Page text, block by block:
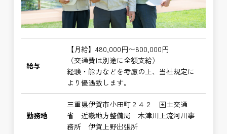
給与
【月給】480,000円〜800,000円
（交通費は別途に全額支給）
経験・能力などを考慮の上、当社規定に
より優遇致します。
勤務地
三重県伊賀市小田町２４２ 国土交通
省 近畿地方整備局 木津川上流河川事
務所 伊賀上野出張所